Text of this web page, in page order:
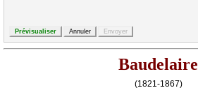
Baudelaire
(1821-1867)